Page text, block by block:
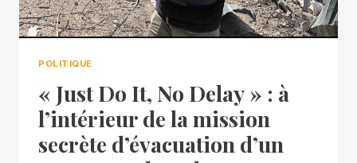
POLITIQUE
« Just Do It, No Delay » : à
l’intérieur de la mission
secrète d’évacuation d’un